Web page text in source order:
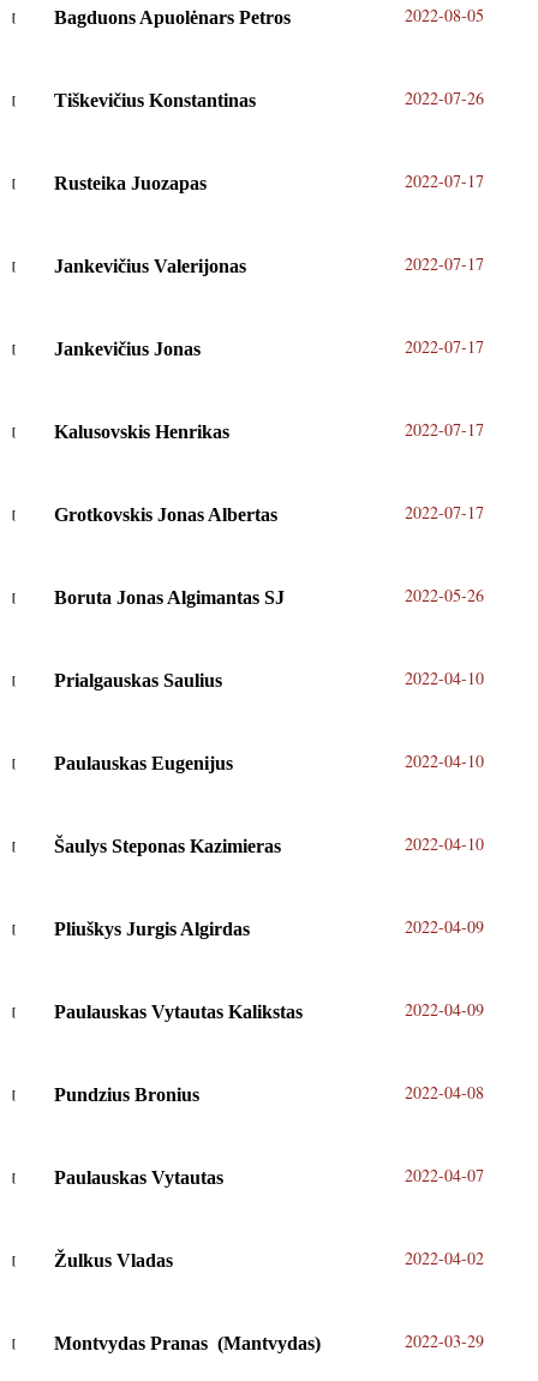
Bagduons Apuolėnars Petros 2022-08-05
Tiškevičius Konstantinas 2022-07-26
Rusteika Juozapas 2022-07-17
Jankevičius Valerijonas 2022-07-17
Jankevičius Jonas 2022-07-17
Kalusovskis Henrikas 2022-07-17
Grotkovskis Jonas Albertas 2022-07-17
Boruta Jonas Algimantas SJ 2022-05-26
Prialgauskas Saulius 2022-04-10
Paulauskas Eugenijus 2022-04-10
Šaulys Steponas Kazimieras 2022-04-10
Pliuškys Jurgis Algirdas 2022-04-09
Paulauskas Vytautas Kalikstas 2022-04-09
Pundzius Bronius 2022-04-08
Paulauskas Vytautas 2022-04-07
Žulkus Vladas 2022-04-02
Montvydas Pranas (Mantvydas) 2022-03-29